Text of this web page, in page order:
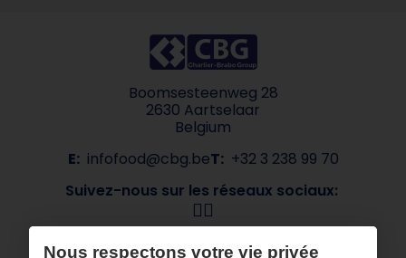
Boomsesteenweg 28
2630 Aartselaar
Belgium
E: infofood@cbg.beT: +32 3 238 99 70
Suivez-nous sur les réseaux sociaux:
Navigation
Nous respectons votre vie privée